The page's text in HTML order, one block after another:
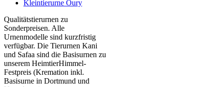
Kleintierurne Oury
Qualitätstierurnen zu
Sonderpreisen. Alle
Urnenmodelle sind kurzfristig
verfügbar. Die Tierurnen Kani
und Safaa sind die Basisurnen zu
unserem HeimtierHimmel-
Festpreis (Kremation inkl.
Basisurne in Dortmund und